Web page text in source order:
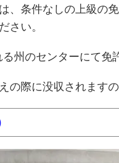
、条件なしの上級の
さい。
州のセンターにて免
の際に没収されます